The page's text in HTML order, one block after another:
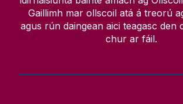
Gaillimh mar ollscoil atá á treorú
agus rún daingean aici teagasc den
chur ar fáil.